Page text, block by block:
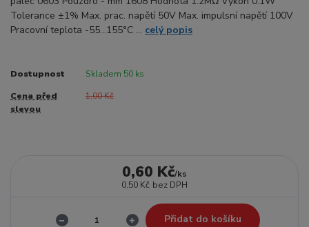
Tolerance ±1% Max. prac. napětí 50V Max. impulsní napětí 100V
Pracovní teplota -55...155°C ... celý popis
Dostupnost Skladem 50 ks
Cena před
slevou
1,00 Kč
0,60 Kč/ks
0,50 Kč bez DPH
Přidat do košíku